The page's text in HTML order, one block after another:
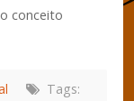
conceito
Tags: